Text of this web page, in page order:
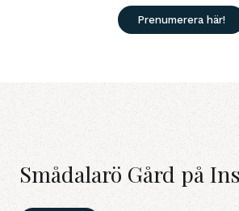
Prenumerera här!
Smådalarö Gård på